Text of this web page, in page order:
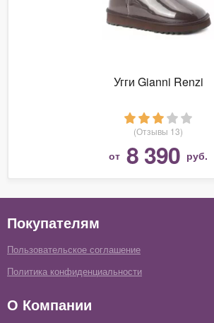
Угги Gianni Renzi
(Отзывы 13)
от 8 390 руб.
Покупателям
Пользовательское соглашение
Политика конфиденциальности
О Компании